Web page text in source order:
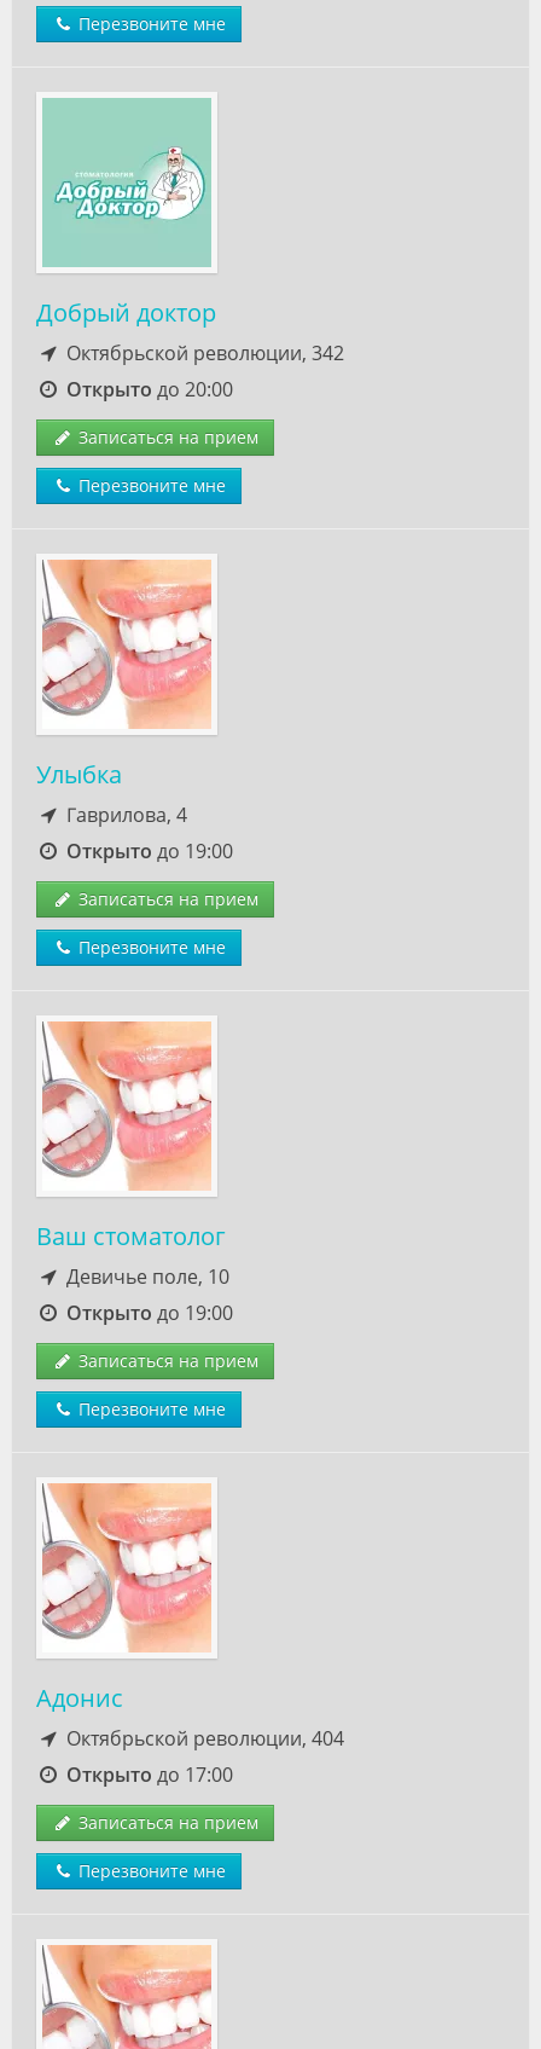
Перезвоните мне
Добрый доктор
Октябрьской революции, 342
Открыто до 20:00
Записаться на прием
Перезвоните мне
Улыбка
Гаврилова, 4
Открыто до 19:00
Записаться на прием
Перезвоните мне
Ваш стоматолог
Девичье поле, 10
Открыто до 19:00
Записаться на прием
Перезвоните мне
Адонис
Октябрьской революции, 404
Открыто до 17:00
Записаться на прием
Перезвоните мне